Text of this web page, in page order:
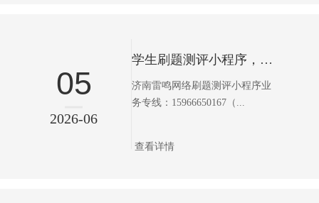
05
2026-06
学生刷题测评小程序，轻松搞定各类学业备考
济南雷鸣网络刷题测评小程序业
务专线：15966650167（...
查看详情